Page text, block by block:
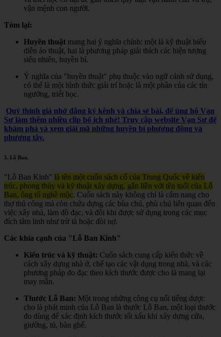
vận mệnh con người.
Tóm lại:
Huyền thuật mang hai ý nghĩa chính: một là kỹ thuật biểu
diễn ảo thuật, hai là phương pháp giải thích các hiện tượng
siêu nhiên, huyền bí.
Ý nghĩa của "huyền thuật" phụ thuộc vào ngữ cảnh sử dụng,
có thể là một hình thức giải trí hoặc là một phần của các tín
ngưỡng, triết học.
Quý thính giả nhớ đăng ký kênh và chia sẻ bài, để ủng hộ Vạn
Sự làm thêm nhiều clip bổ ích nhé! Truy cập website Vạn Sự để
khám phá và xem giải mã những huyền bí phương đông và
phương tây.
3. Lỗ Ban.
"Lỗ Ban Kinh" là tên một cuốn sách cổ của Trung Quốc về kiến
trúc, phong thủy và kỹ thuật xây dựng, gắn liền với tên tuổi của Lỗ
Ban, ông tổ nghề mộc. Cuốn sách này không chỉ là cẩm nang cho
thợ thủ công mà còn chứa đựng các bùa chú, phù chú liên quan đến
việc xây nhà, làm đồ đạc, và đôi khi được sử dụng trong các mục
đích tâm linh như trừ tà hoặc đòi nợ.
Các khía cạnh của "Lỗ Ban Kinh"
Kiến trúc và kỹ thuật: Cuốn sách cung cấp kiến thức về
cách xây dựng nhà ở, chế tạo các vật dụng trong nhà, và các
phương pháp đo đạc theo kích thước được cho là mang lại
may mắn.
Thước Lỗ Ban: Một trong những công cụ nổi tiếng được
cho là phát minh của Lỗ Ban là thước Lỗ Ban, một loại thước
đo dùng để xác định kích thước tốt xấu khi xây dựng cửa,
giường, tủ, bàn ghế.